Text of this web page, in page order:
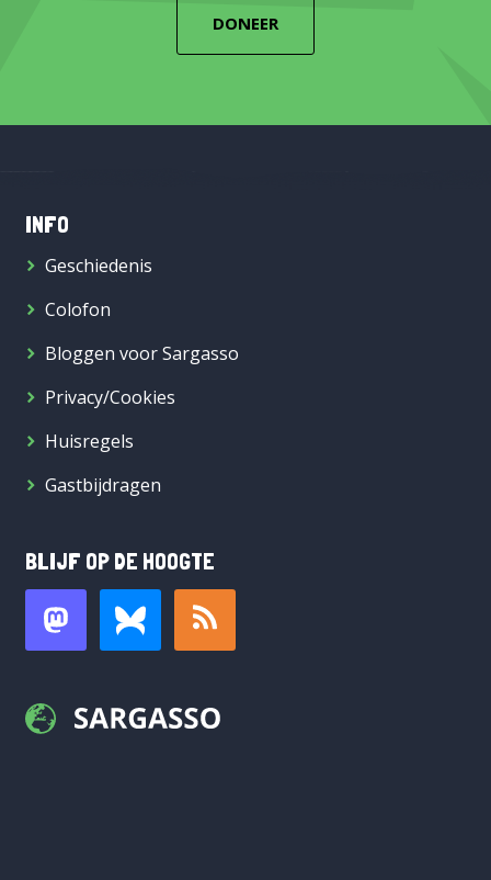
DONEER
INFO
Geschiedenis
Colofon
Bloggen voor Sargasso
Privacy/Cookies
Huisregels
Gastbijdragen
BLIJF OP DE HOOGTE